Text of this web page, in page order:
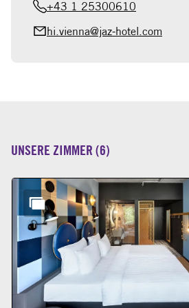
+43 1 25300610
hi.vienna@jaz-hotel.com
UNSERE ZIMMER (6)
Dia 1 von 6